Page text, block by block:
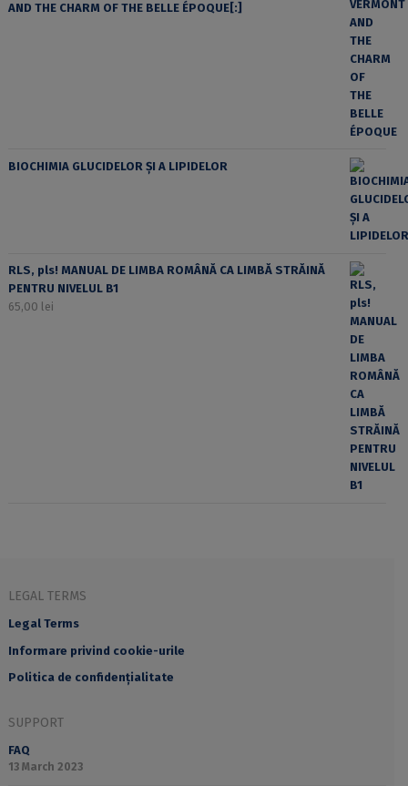
AND THE CHARM OF THE BELLE ÉPOQUE[:]
BIOCHIMIA GLUCIDELOR ȘI A LIPIDELOR
RLS, pls! MANUAL DE LIMBA ROMÂNĂ CA LIMBĂ STRĂINĂ
PENTRU NIVELUL B1
65,00 lei
LEGAL TERMS
Legal Terms
Informare privind cookie-urile
Politica de confidențialitate
SUPPORT
FAQ
13 March 2023